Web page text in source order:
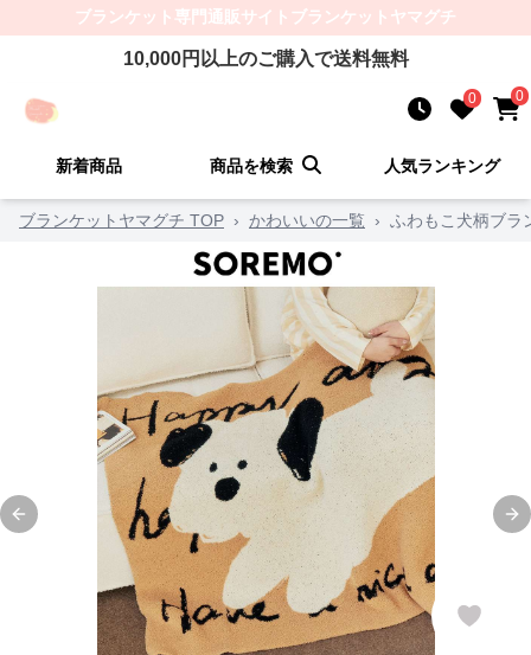
ブランケット 専門通販サイト ブランケットヤマグチ
10,000円以上のご購入で送料無料
0 0
新着商品 商品を検索 人気ランキング
ブランケットヤマグチ TOP › かわいいの一覧 › ふわもこ犬柄ブラ
Previous slide